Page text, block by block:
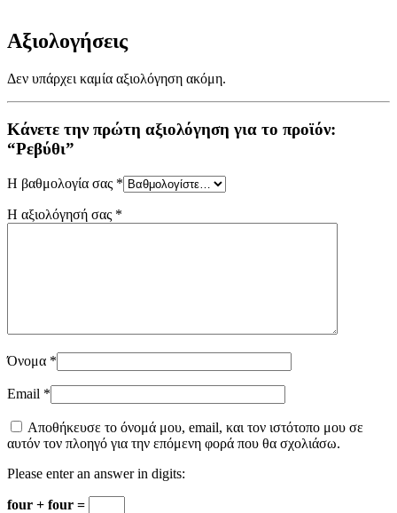
Αξιολογήσεις
Δεν υπάρχει καμία αξιολόγηση ακόμη.
Κάνετε την πρώτη αξιολόγηση για το προϊόν:
“Ρεβύθι”
Η βαθμολογία σας *
Η αξιολόγησή σας *
Όνομα *
Email *
Αποθήκευσε το όνομά μου, email, και τον ιστότοπο μου σε
αυτόν τον πλοηγό για την επόμενη φορά που θα σχολιάσω.
Please enter an answer in digits:
four + four =